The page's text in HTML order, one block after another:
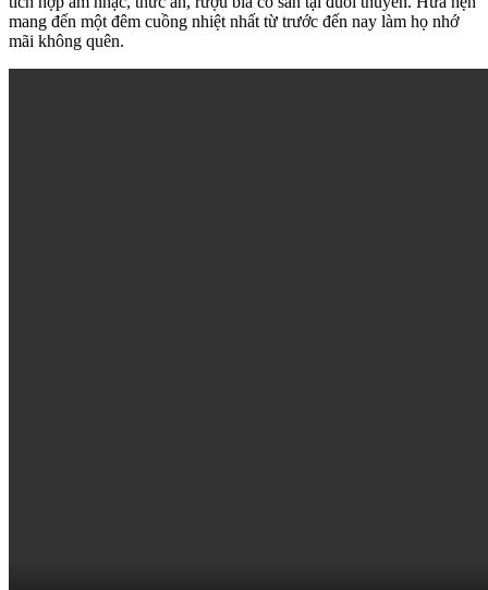
mang đến một đêm cuồng nhiệt nhất từ trước đến nay làm họ nhớ
mãi không quên.